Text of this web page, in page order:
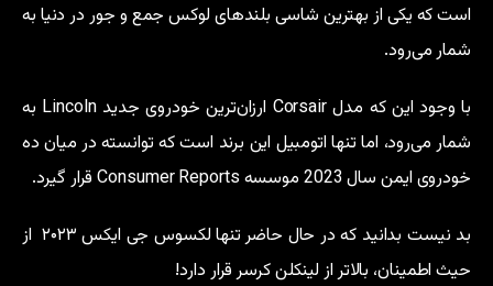
است که یکی از بهترین شاسی بلندهای لوکس جمع و جور در دنیا به
شمار می‌رود.
با وجود این که مدل Corsair ارزان‌ترین خودروی جدید Lincoln به
شمار می‌رود، اما تنها اتومبیل این برند است که توانسته در میان ده
خودروی ایمن سال 2023 موسسه Consumer Reports قرار گیرد.
بد نیست بدانید که در حال حاضر تنها لکسوس جی ایکس ۲۰۲۳ از
حیث اطمینان، بالاتر از لینکلن کرسر قرار دارد!